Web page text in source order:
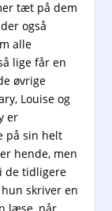
tæt på dem
også
alle
lige får en
øvrige
Louise og
er
på sin helt
hende, men
de tidligere
skriver en